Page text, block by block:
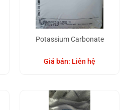
Potassium Carbonate
Giá bán: Liên hệ